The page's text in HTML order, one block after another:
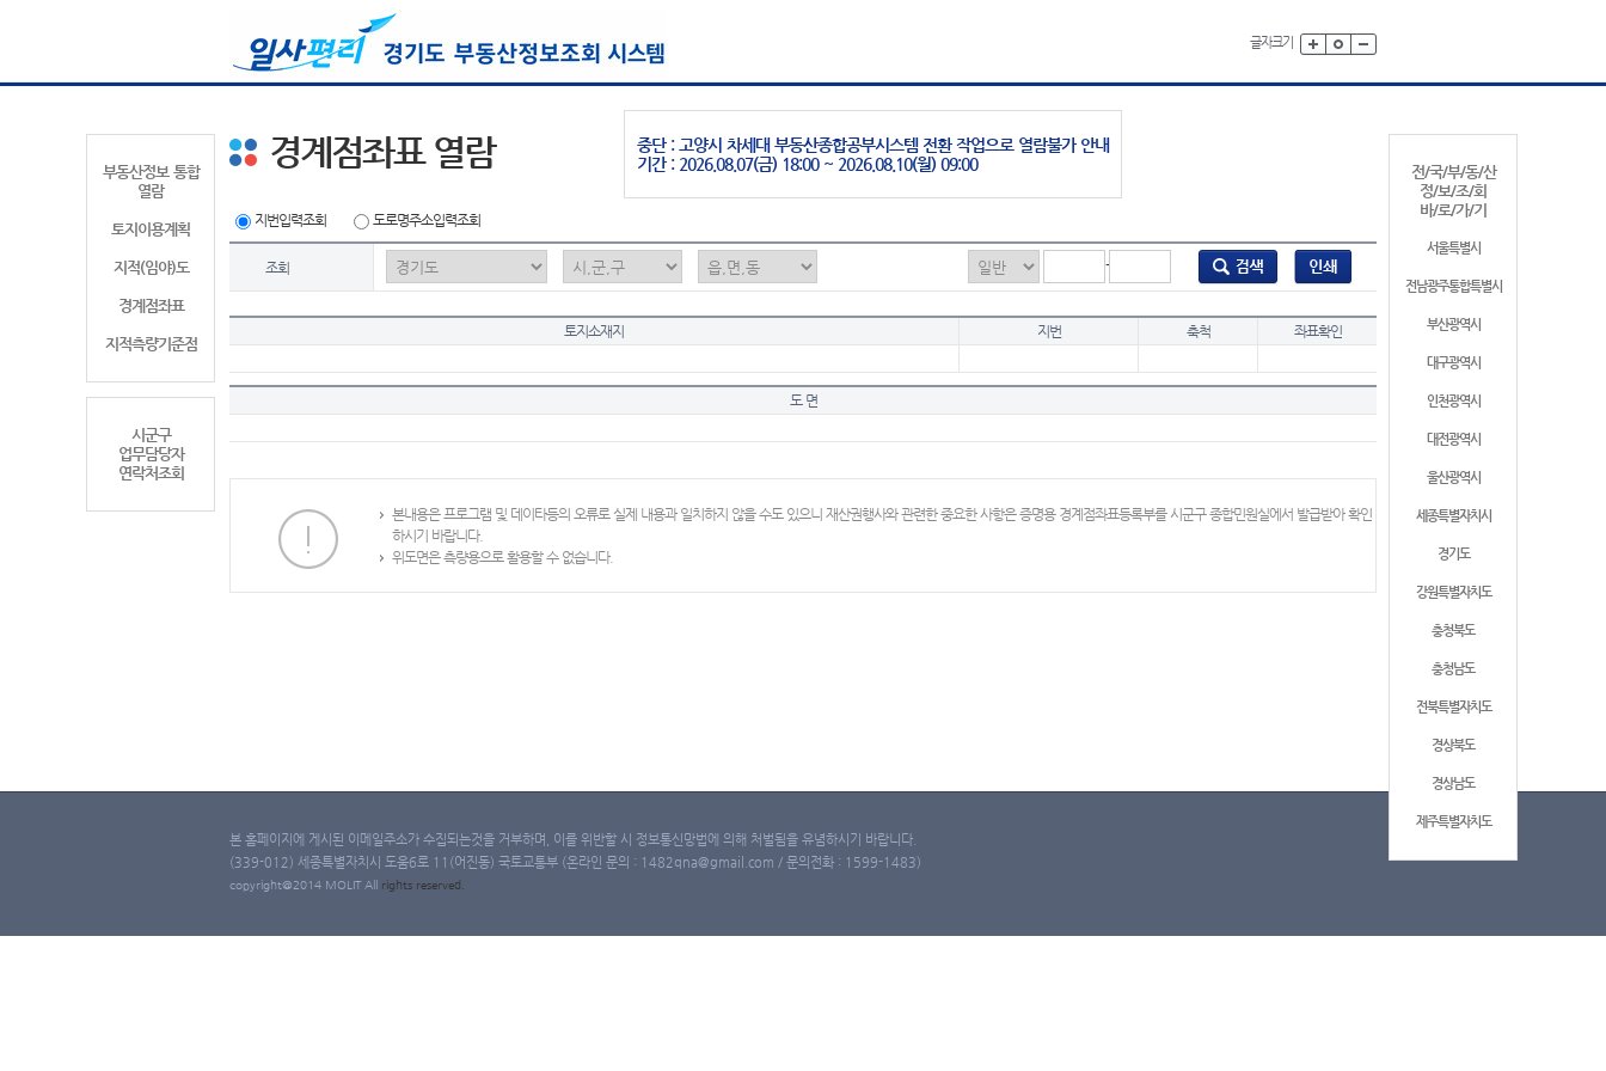
글자크기
부동산정보 통합
열람
토지이용계획
지적(임야)도
경계점좌표
지적측량기준점
시군구
업무담당자
연락처조회
전/국/부/동/산
정/보/조/회
바/로/가/기
서울특별시
전남광주통합특별시
부산광역시
대구광역시
인천광역시
대전광역시
울산광역시
세종특별자치시
경기도
강원특별자치도
충청북도
충청남도
전북특별자치도
경상북도
경상남도
제주특별자치도
중단 : 고양시 차세대 부동산종합공부시스템 전환 작업으로 열람불가 안내
기간 : 2026.08.07(금) 18:00 ~ 2026.08.10(월) 09:00
경계점좌표 열람
지번입력조회 도로명주소입력조회
조회 -
토지소재지 지번 축척 좌표확인
도 면
본내용은 프로그램 및 데이타등의 오류로 실제 내용과 일치하지 않을 수도 있으니 재산권행사와 관련한 중요한 사항은 증명용 경계점좌표등록부를 시군구 종합민원실에서 발급받아 확인
하시기 바랍니다.
위도면은 측량용으로 활용할 수 없습니다.
본 홈페이지에 게시된 이메일주소가 수집되는것을 거부하며, 이를 위반할 시 정보통신망법에 의해 처벌됨을 유념하시기 바랍니다.
(339-012) 세종특별자치시 도움6로 11(어진동) 국토교통부 (온라인 문의 : 1482qna@gmail.com / 문의전화 : 1599-1483)
copyright@2014 MOLIT All rights reserved.